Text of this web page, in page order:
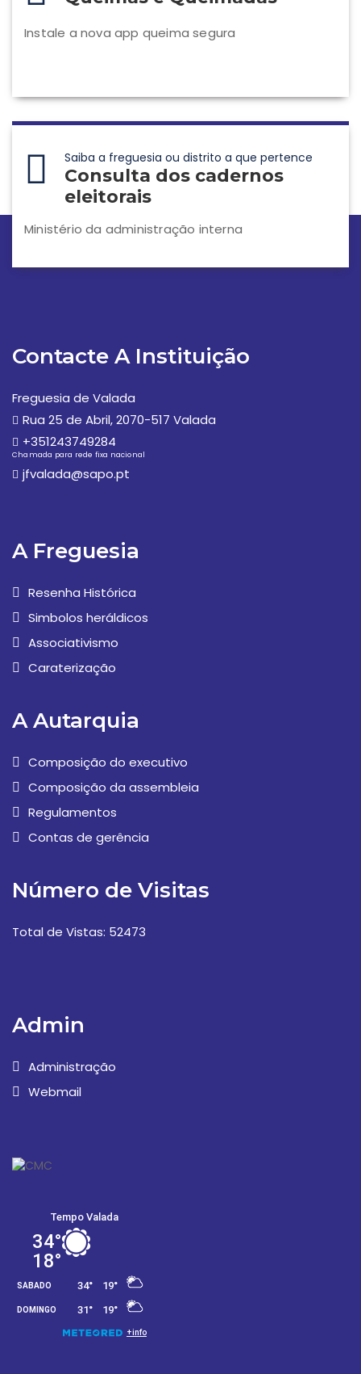
Instale a nova app queima segura
Saiba a freguesia ou distrito a que pertence
Consulta dos cadernos
eleitorais
Ministério da administração interna
Contacte A Instituição
Freguesia de Valada
Rua 25 de Abril, 2070-517 Valada
+351243749284
Chamada para rede fixa nacional
jfvalada@sapo.pt
A Freguesia
Resenha Histórica
Simbolos heráldicos
Associativismo
Caraterização
A Autarquia
Composição do executivo
Composição da assembleia
Regulamentos
Contas de gerência
Número de Visitas
Total de Vistas: 52473
Admin
Administração
Webmail